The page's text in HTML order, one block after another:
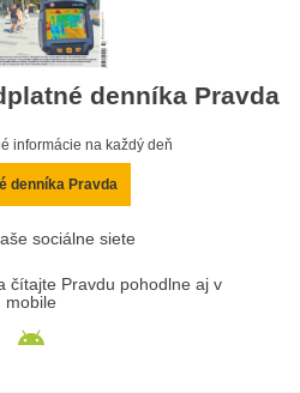
denníka Pravda
informácie na každý deň
denníka Pravda
sociálne siete
čítajte Pravdu pohodlne aj v
mobile